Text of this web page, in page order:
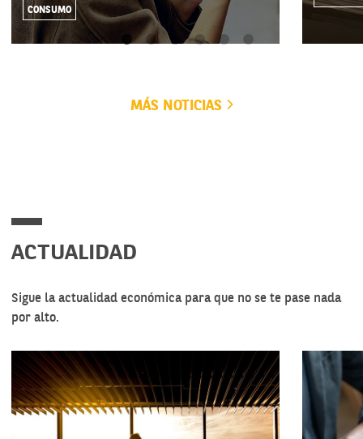
CONSUMO
MÁS NOTICIAS
ACTUALIDAD
Sigue la actualidad económica para que no se te pase nada
por alto.